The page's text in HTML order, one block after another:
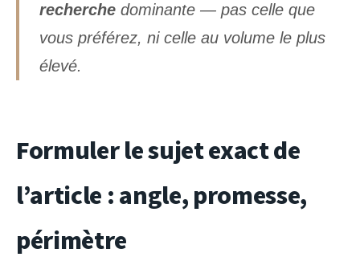
recherche dominante — pas celle que
vous préférez, ni celle au volume le plus
élevé.
Formuler le sujet exact de
l’article : angle, promesse,
périmètre